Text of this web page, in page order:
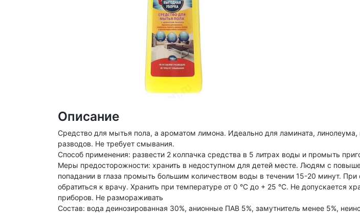
Описание
Средство для мытья пола, а ароматом лимона. Идеально для ламината, линолеума,
разводов. Не требует смывания.
Способ применения: развести 2 колпачка средства в 5 литрах воды и промыть
Меры предосторожности: хранить в недоступном для детей месте. Людям с
попадании в глаза промыть большим количеством воды в течении 15-20 минут.
обратиться к врачу. Хранить при температуре от 0 °C до + 25 °C. Не допускается
приборов. Не размораживать
Состав: вода деинозированная 30%, анионные ПАВ 5%, замутнитель менее 5%,